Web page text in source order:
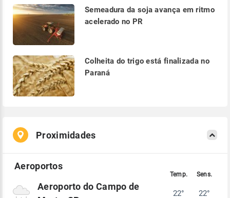
Semeadura da soja avança em ritmo
acelerado no PR
Colheita do trigo está finalizada no
Paraná
Proximidades
Aeroporto do Campo de
22° 22°